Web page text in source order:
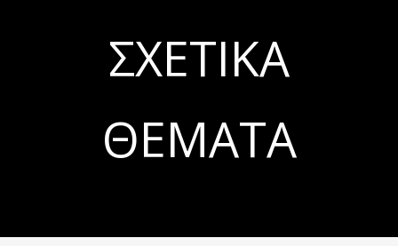
ΣΧΕΤΙΚΆ
ΘΈΜΑΤΑ